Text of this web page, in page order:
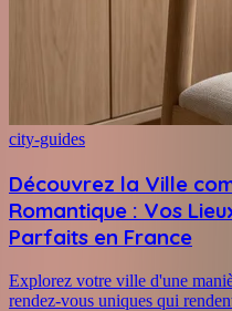
city-guides
Découvrez la Ville
Romantique : Vos
Parfaits en France
Explorez votre ville d'une
rendez-vous uniques qui